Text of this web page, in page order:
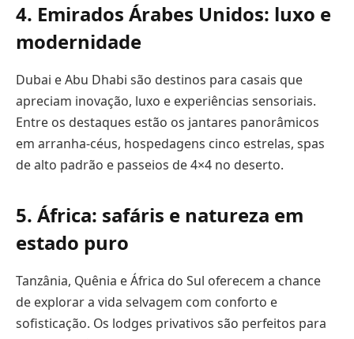
4. Emirados Árabes Unidos: luxo e
modernidade
Dubai e Abu Dhabi são destinos para casais que
apreciam inovação, luxo e experiências sensoriais.
Entre os destaques estão os jantares panorâmicos
em arranha-céus, hospedagens cinco estrelas, spas
de alto padrão e passeios de 4×4 no deserto.
5. África: safáris e natureza em
estado puro
Tanzânia, Quênia e África do Sul oferecem a chance
de explorar a vida selvagem com conforto e
sofisticação. Os lodges privativos são perfeitos para